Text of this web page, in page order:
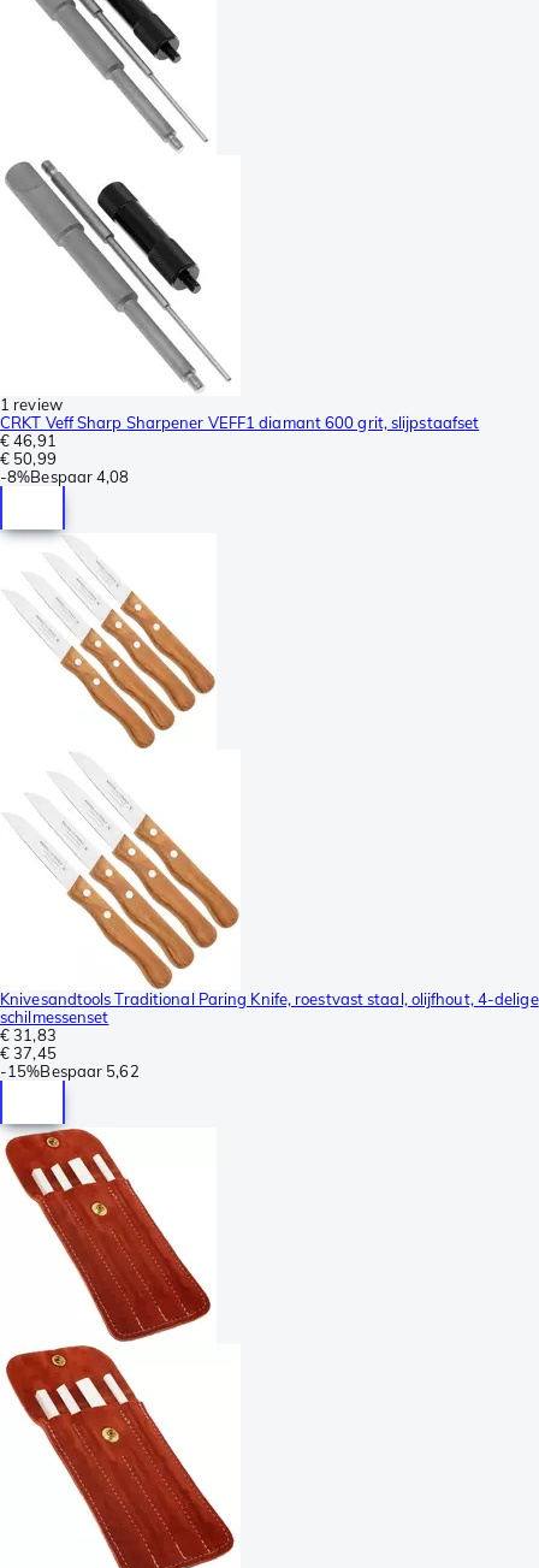
1 review
CRKT Veff Sharp Sharpener VEFF1 diamant 600 grit, slijpstaafset
€ 46,91
€ 50,99
-8%Bespaar4,08
Knivesandtools Traditional Paring Knife, roestvast staal, olijfhout, 4-delige
schilmessenset
€ 31,83
€ 37,45
-15%Bespaar 5,62